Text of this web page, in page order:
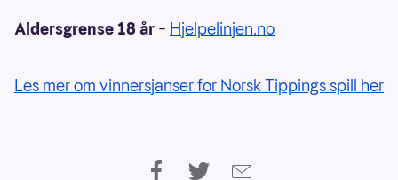
Aldersgrense 18 år – Hjelpelinjen.no
Les mer om vinnersjanser for Norsk Tippings spill her